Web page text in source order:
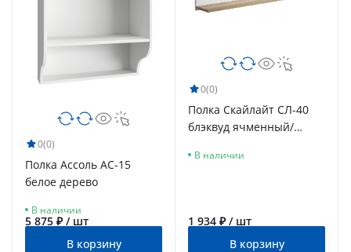
0(0)
Полка Ассоль АС-15
белое дерево
В наличии
5 875 ₽ / шт
В корзину
0(0)
Полка Скайлайт СЛ-40
блэквуд ячменный/
В наличии
1 934 ₽ / шт
В корзину